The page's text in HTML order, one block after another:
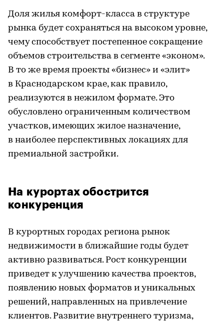
Доля жилья комфорт-класса в структуре
рынка будет сохраняться на высоком уровне,
чему способствует постепенное сокращение
объемов строительства в сегменте «эконом».
В то же время проекты «бизнес» и «элит»
в Краснодарском крае, как правило,
реализуются в нежилом формате. Это
обусловлено ограниченным количеством
участков, имеющих жилое назначение,
в наиболее перспективных локациях для
премиальной застройки.
На курортах обострится
конкуренция
В курортных городах региона рынок
недвижимости в ближайшие годы будет
активно развиваться. Рост конкуренции
приведет к улучшению качества проектов,
появлению новых форматов и уникальных
решений, направленных на привлечение
клиентов. Развитие внутреннего туризма,